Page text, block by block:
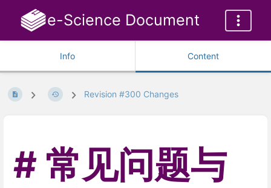
e-Science Document
Info Content
Revision #300 Changes
常见问题与